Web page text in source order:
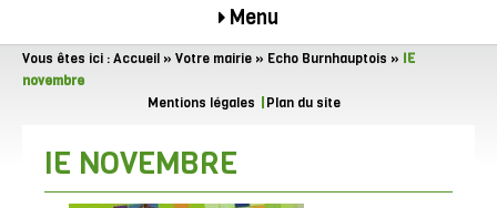
Menu
Vous êtes ici :Accueil » Votre mairie » Echo Burnhauptois » IE
novembre
Mentions légales
Plan du site
IE NOVEMBRE